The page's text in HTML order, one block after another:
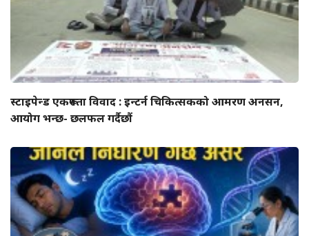
स्टाइपेन्ड एकरूपता विवाद : इन्टर्न चिकित्सकको आमरण अनसन,
आयोग भन्छ- छलफल गर्दैछौं